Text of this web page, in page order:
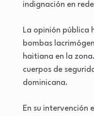
indignación en
La opinión pública
bombas
haitiana en la
cuerpos de
dominicana.
En su intervención